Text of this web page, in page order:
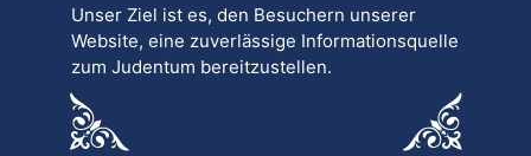
Unser Ziel ist es, den Besuchern unserer
Website, eine zuverlässige Informationsquelle
zum Judentum bereitzustellen.